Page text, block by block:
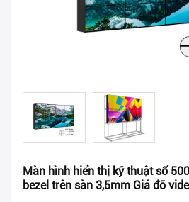
Màn hình hiển thị kỹ thuật số
bezel trên sàn 3,5mm Giá đỡ